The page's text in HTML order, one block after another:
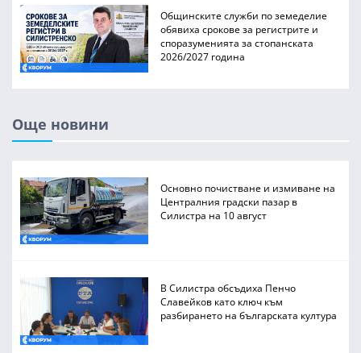
Общинските служби по земеделие
обявиха срокове за регистрите и
споразуменията за стопанската
2026/2027 година
Още новини
Основно почистване и измиване на
Централния градски пазар в
Силистра на 10 август
В Силистра обсъдиха Пенчо
Славейков като ключ към
разбирането на българската култура